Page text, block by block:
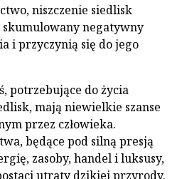
niszczenie siedlisk
skumulowany negatywny
i przyczynią się do jego
potrzebujące do życia
mają niewielkie szanse
przez człowieka.
będące pod silną presją
zasoby, handel i luksusy,
utraty dzikiej przyrody.